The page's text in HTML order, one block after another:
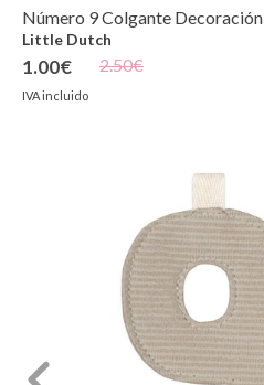
Inglés
Portugués
Número 9 Colgante Decoración
Little Dutch
1.00€
IVA incluido
2.50€